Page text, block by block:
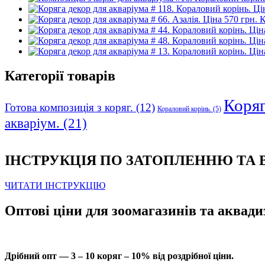
Категорії товарів
Готова композиція з коряг. (12) Кораловий корінь. (5)
акваріум. (21)
ІНСТРУКЦІЯ ПО ЗАТОПЛЕННЮ
ЧИТАТИ ІНСТРУКЦІЮ
Оптові ціни для зоомагазинів та
Дрібний опт — 3 – 10 коряг – 10% від роздрібної ціни.